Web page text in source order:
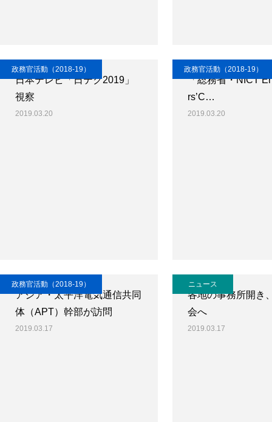
政務官活動（2018-19）
日本テレビ「日テク2019」
視察
2019.03.20
政務官活動（2018-19）
「総務省・NICT
rs’C…
2019.03.20
政務官活動（2018-19）
アジア・太平洋電気通信共同
体（APT）幹部が訪問
2019.03.17
ニュース
各地の事務所開き
会へ
2019.03.17